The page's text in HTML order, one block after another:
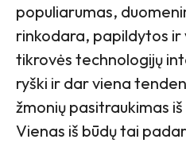
populiarumas,
rinkodara, papildytos ir
tikrovės technologijų
ryški ir dar viena
žmonių pasitraukimas
Vienas iš būdų tai